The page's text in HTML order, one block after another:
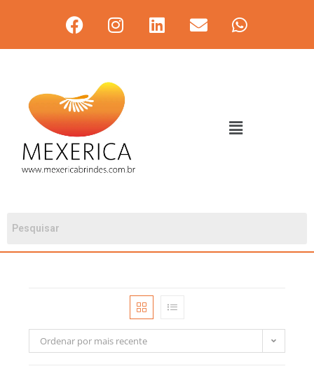
Ordenar por mais recente